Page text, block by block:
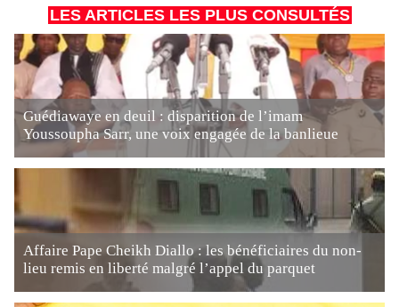
LES ARTICLES LES PLUS CONSULTÉS
Guédiawaye en deuil : disparition de l’imam
Youssoupha Sarr, une voix engagée de la banlieue
Affaire Pape Cheikh Diallo : les bénéficiaires du non-
lieu remis en liberté malgré l’appel du parquet